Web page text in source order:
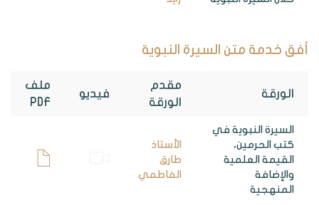
أفق خدمة متن السيرة النبوية
الورقة
مقدم
الورقة
فيديو
ملف
PDF
السيرة النبوية في
كتب الحرمين،
القيمة العلمية
والإضافة
المنهجية
الأستاذ
طارق
الفاطمي